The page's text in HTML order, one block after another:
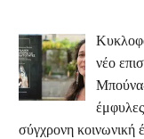
νέο
σύγχρονη κοινωνική